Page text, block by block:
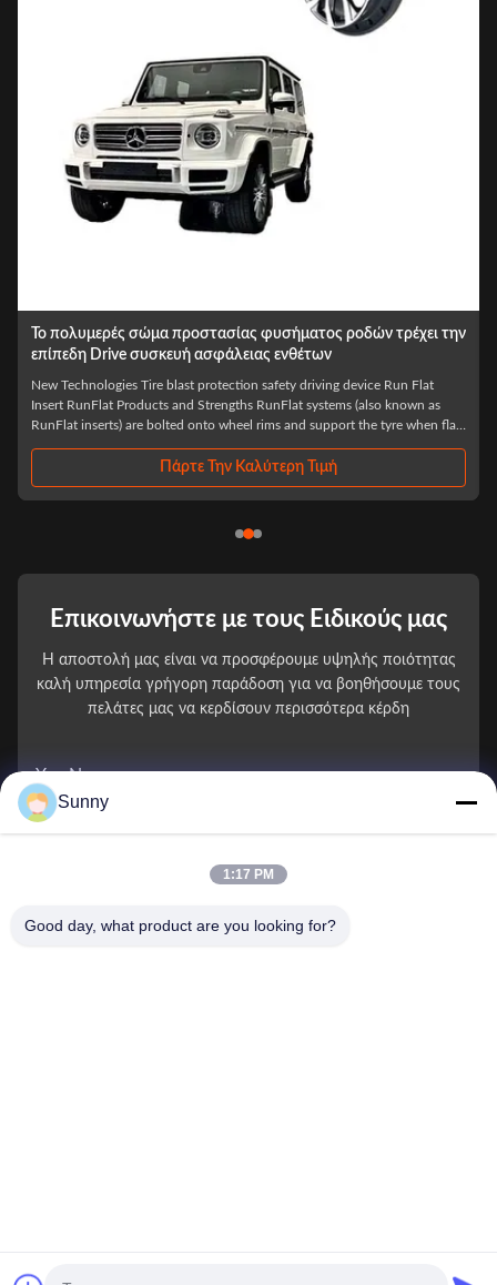
22 το βαρύ φορτηγό Runflat ίντσας παρεμβάλλει τα
βαλλιστικά ανθεκτικά οργανωμένα υλικό επίπεδα ένθετα
ελαστικών αυτοκινήτου
China Factory 22 inch truck tires run flat insert Products Description
Product Name Tire Explosion-Proof Bulletproof Emergency Safety Device
Product Size Universal Size And Custom Size Product Material Polymer
Engineering Grade Synthetic Materials Application Wheel Model 14 15 16
Πάρτε Την Καλύτερη Τιμή
Επικοινωνήστε με τους Ειδικούς μας
Η αποστολή μας είναι να προσφέρουμε υψηλής ποιότητας
καλή υπηρεσία γρήγορη παράδοση για να βοηθήσουμε τους
πελάτες μας να κερδίσουν περισσότερα κέρδη
You Name
Αριθμός τηλεφώνου
*
Sunny
1:17 PM
Good day, what product are you looking for?